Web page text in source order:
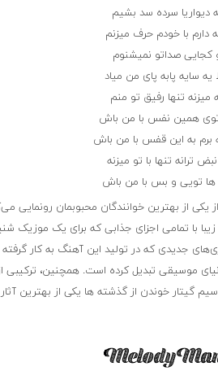
دیواریا سرده سد بشیم
دارم با خودم حرف میزنم
کجایی صداتو نمیشنوم
سایه پابه پای من میاد
میزنه تنها رفیق تو منم
توی همین نفس با من باش
به این قفس با من باش
ترانه تنها با تو میزنه
ها تویی و بس با من باش
از بهترین خوانندگان محبوبمان رونمایی
با تمامی اجزای جذابی که برای یک موزیک
جدیدی که در تولید این آهنگ به کار
موسیقی تبدیل کرده است. همچنین، ترکیبی
گیتار خوندن از گذشته ها یکی از بهترین آثار